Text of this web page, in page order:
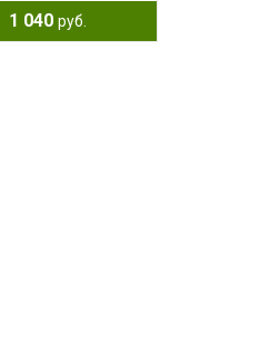
1 040 руб.